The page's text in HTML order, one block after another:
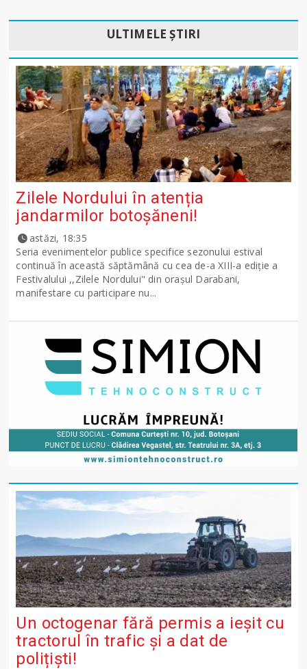
ULTIMELE ȘTIRI
Zilele Nordului în atenția
jandarmilor botoșăneni!
astăzi, 18:35
Seria evenimentelor publice specifice sezonului estival
continuă în această săptămână cu cea de-a XIII-a ediție a
Festivalului ,,Zilele Nordului" din orașul Darabani,
manifestare cu participare nu...
Un octogenar fără permis a ieșit cu
tractorul în trafic și a dat de
polițiști!